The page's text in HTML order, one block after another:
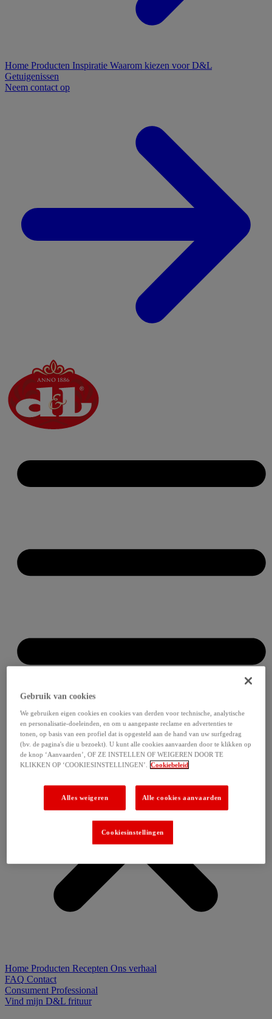
Home Producten Inspiratie Waarom kiezen voor D&L
Getuigenissen
Neem contact op
Home Producten Recepten Ons verhaal
FAQ Contact
Consument Professional
Vind mijn D&L frituur
Gebruik van cookies
We gebruiken eigen cookies en cookies van derden voor technische, analytische
en personalisatie-doeleinden, en om u aangepaste reclame en advertenties te
tonen, op basis van een profiel dat is opgesteld aan de hand van uw surfgedrag
(bv. de pagina's die u bezoekt). U kunt alle cookies aanvaarden door te klikken op
de knop ‘Aanvaarden’, OF ZE INSTELLEN OF WEIGEREN DOOR TE
KLIKKEN OP ‘COOKIESINSTELLINGEN’. Cookiebeleid
Alles weigeren Alle cookies aanvaarden
Cookiesinstellingen